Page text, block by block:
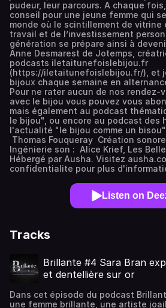
pudeur, leur parcours. A chaque
conseil pour une jeune femme qui
monde où le scintillement de vitrine
travail et de l’investissement
génération se prépare ainsi à
Anne Desmarest de Jotemps,
podcasts iletaitunefoislebijou.fr
(https://iletaitunefoislebijou.fr/), et
bijoux chaque semaine en
Pour ne rater aucun de nos rendez-
avec le bijou vous pouvez vous
mais également au podcast
le bijou", ou encore au podcast des
l'actualité "le bijou comme un
Thomas Fouqueray Création
Ingénierie son : Alice Krief, Les
Hébergé par Ausha. Visitez
confidentialite pour plus
Listen on
Tracks
Brillante #4 Sara Bran
et dentellière sur or
Dans cet épisode du podcast
une femme brillante, une artiste